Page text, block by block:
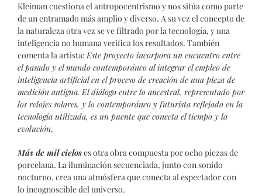
Kleiman cuestiona el antropocentrismo y nos sitúa como parte
de un entramado más amplio y diverso. A su vez el concepto de
la naturaleza otra vez se ve filtrado por la tecnología, y una
inteligencia no humana verifica los resultados. También
comenta la artista:Este proyecto incorpora un encuentro entre
el pasado y el mundo contemporáneo al integrar el empleo de
inteligencia artificial en el proceso de creación de una pieza de
medición antigua. El diálogo entre lo ancestral, representado por
los relojes solares, y lo contemporáneo y futurista reflejado en la
tecnología utilizada, es un puente que conecta el tiempo y la
evolución.
Más de mil cieloses otra obra compuesta por ocho piezas de
porcelana. La iluminación secuenciada, junto con sonido
nocturno, crea una atmósfera que conecta al espectador con
lo incognoscible del universo.